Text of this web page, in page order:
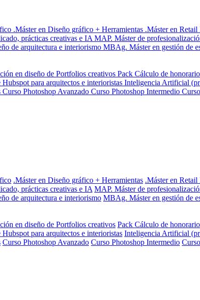
.Máster en Diseño gráfico + Herramientas .Máster en
prácticas creativas e IA MAP. Máster de
de arquitectura e interiorismo MBAg. Máster en gestión de
en diseño de Portfolios creativos Pack Cálculo de
para arquitectos e interioristas Inteligencia Artificial
Curso Photoshop Avanzado Curso Photoshop Intermedio
.Máster en Diseño gráfico + Herramientas .Máster en
prácticas creativas e IA MAP. Máster de
de arquitectura e interiorismo MBAg. Máster en gestión de
en diseño de Portfolios creativos Pack Cálculo de
para arquitectos e interioristas Inteligencia Artificial
Curso Photoshop Avanzado Curso Photoshop Intermedio